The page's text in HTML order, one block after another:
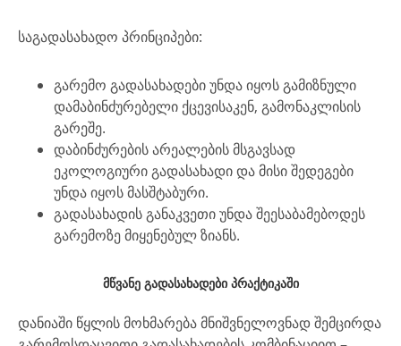
საგადასახადო პრინციპები:
გარემო გადასახადები უნდა იყოს გამიზნული
დამაბინძურებელი ქცევისაკენ, გამონაკლისის
გარეშე.
დაბინძურების არეალების მსგავსად
ეკოლოგიური გადასახადი და მისი შედეგები
უნდა იყოს მასშტაბური.
გადასახადის განაკვეთი უნდა შეესაბამებოდეს
გარემოზე მიყენებულ ზიანს.
მწვანე გადასახადები პრაქტიკაში
დანიაში წყლის მოხმარება მნიშვნელოვნად შემცირდა